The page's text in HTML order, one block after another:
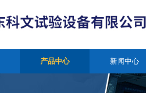
产品中心 新闻中心